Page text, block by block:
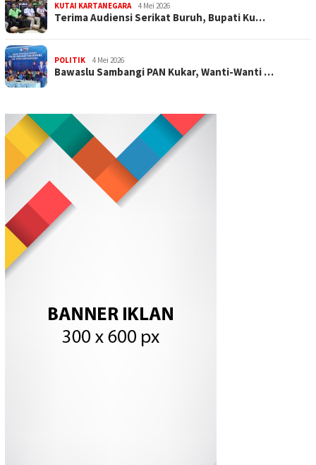
KUTAI KARTANEGARA 4 Mei 2026
Terima Audiensi Serikat Buruh, Bupati Ku…
POLITIK 4 Mei 2026
Bawaslu Sambangi PAN Kukar, Wanti-Wanti …